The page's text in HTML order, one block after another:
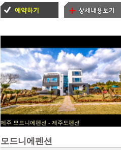
제주 모드니에펜션 - 제주도펜션
모드니에펜션